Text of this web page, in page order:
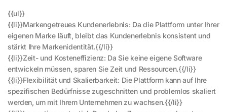
{{ul}}
{{li}}Markengetreues Kundenerlebnis: Da die Plattform unter Ihrer
eigenen Marke läuft, bleibt das Kundenerlebnis konsistent und
stärkt Ihre Markenidentität.{{/li}}
{{li}}Zeit- und Kosteneffizienz: Da Sie keine eigene Software
entwickeln müssen, sparen Sie Zeit und Ressourcen.{{/li}}
{{li}}Flexibilität und Skalierbarkeit: Die Plattform kann auf Ihre
spezifischen Bedürfnisse zugeschnitten und problemlos skaliert
werden, um mit Ihrem Unternehmen zu wachsen.{{/li}}